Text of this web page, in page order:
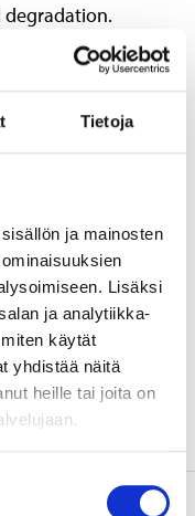
Tietoja
ja mainosten
Lisäksi
ja analytiikka-
käytät
yhdistää näitä
heille tai joita on
degradation.
odours are
with